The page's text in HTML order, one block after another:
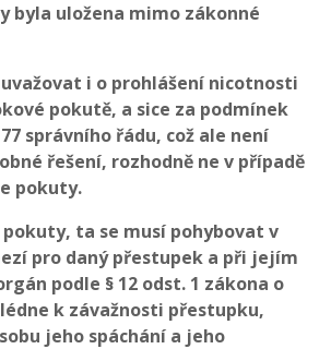
byla uložena mimo zákonné
i o prohlášení nicotnosti
pokutě, a sice za podmínek
správního řádu, což ale není
řešení, rozhodně ne v případě
pokuty.
pokuty, ta se musí pohybovat v
pro daný přestupek a při jejím
podle § 12 odst. 1 zákona o
k závažnosti přestupku,
jeho spáchání a jeho